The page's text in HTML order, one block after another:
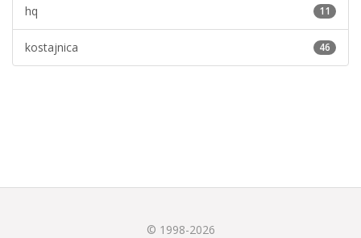
11
hq
46
kostajnica
© 1998-2026